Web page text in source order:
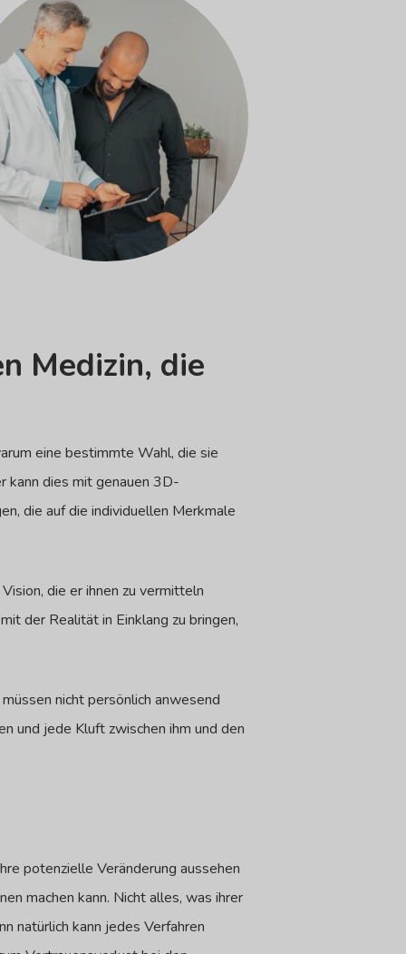
Medizin, die
eine bestimmte Wahl, die sie
kann dies mit genauen 3D-
die auf die individuellen Merkmale
die er ihnen zu vermitteln
der Realität in Einklang zu bringen,
nicht persönlich anwesend
und jede Kluft zwischen ihm und den
potenzielle Veränderung aussehen
machen kann. Nicht alles, was ihrer
natürlich kann jedes Verfahren